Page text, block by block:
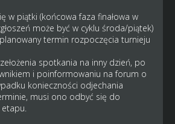
w piątki (końcowa faza finałowa w
może być w cyklu środa/piątek)
termin rozpoczęcia turnieju
spotkania na inny dzień, po
i poinformowaniu na forum o
konieczności odjechania
musi ono odbyć się do